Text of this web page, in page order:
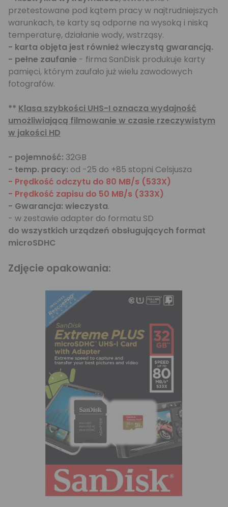
przetestowane pod kątem pracy w najtrudniejszych
warunkach, te karty są odporne na wysoką i niską
temperaturę, działanie wody, wstrząsy.
- karta objęta jest również wieczystą gwarancją.
- pełne zaufanie - firma SanDisk produkuje karty
pamięci, którym zaufało już wielu zawodowych
fotografów.
** Klasa szybkości UHS-I oznacza wydajność
umożliwiającą filmowanie w czasie rzeczywistym
w jakości HD
- pojemność: 32GB
- temp. pracy: od -25 do +85 stopni Celsjusza
- Prędkość odczytu do 80 MB/s (533X)
- Prędkość zapisu do 50 MB/s (333X)
- Gwarancja: wieczysta.
- w zestawie adapter do formatu SD
do wszystkich urządzeń obsługujących format
microSDHC
Zdjęcie opakowania: